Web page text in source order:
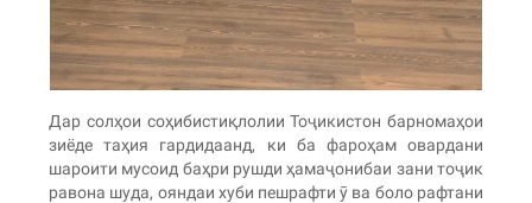
Дар солҳои соҳибистиқлолии Тоҷикистон барномаҳои
зиёде таҳия гардидаанд, ки ба фароҳам овардани
шароити мусоид баҳри рушди ҳамаҷонибаи зани тоҷик
равона шуда, ояндаи хуби пешрафти ӯ ва боло рафтани